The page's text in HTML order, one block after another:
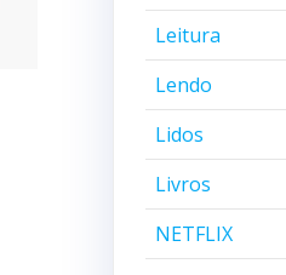
Leitura
Lendo
Lidos
Livros
NETFLIX